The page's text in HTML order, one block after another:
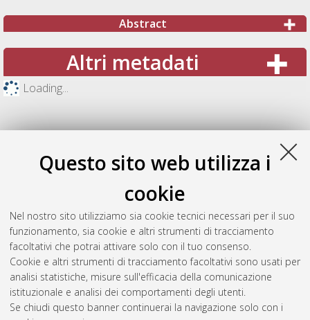
Questo sito web utilizza i
cookie
Nel nostro sito utilizziamo sia cookie tecnici necessari per il suo
funzionamento, sia cookie e altri strumenti di tracciamento
facoltativi che potrai attivare solo con il tuo consenso.
Cookie e altri strumenti di tracciamento facoltativi sono usati per
analisi statistiche, misure sull'efficacia della comunicazione
istituzionale e analisi dei comportamenti degli utenti.
Se chiudi questo banner continuerai la navigazione solo con i
Abstract
Altri metadati
Loading...
Gestione del documento: